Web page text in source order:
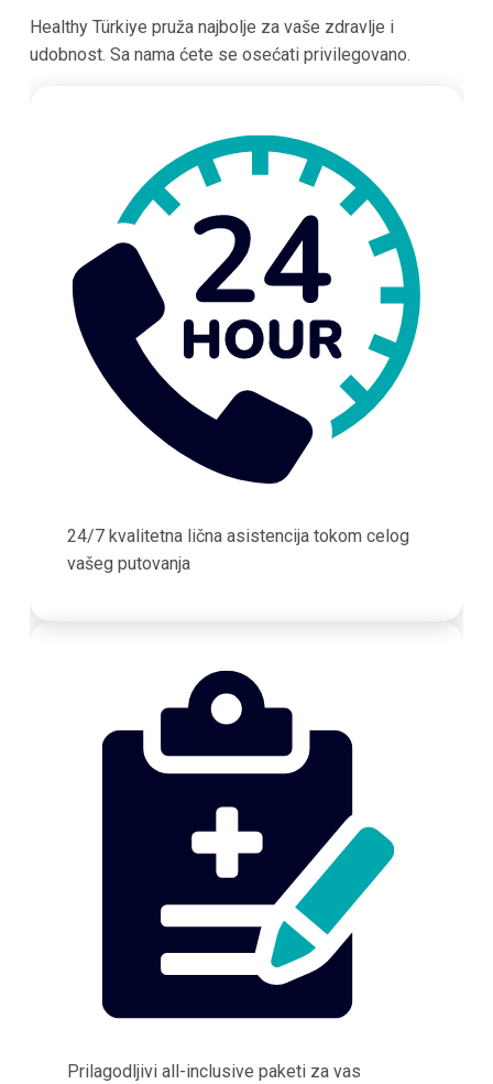
Healthy Türkiye pruža najbolje za vaše zdravlje i
udobnost. Sa nama ćete se osećati privilegovano.
24/7 kvalitetna lična asistencija tokom celog
vašeg putovanja
Prilagodljivi all-inclusive paketi za vas